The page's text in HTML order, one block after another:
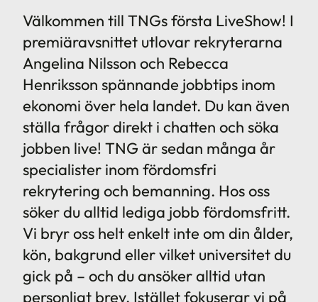
Välkommen till TNGs första LiveShow! I
premiäravsnittet utlovar rekryterarna
Angelina Nilsson och Rebecca
Henriksson spännande jobbtips inom
ekonomi över hela landet. Du kan även
ställa frågor direkt i chatten och söka
jobben live! TNG är sedan många år
specialister inom fördomsfri
rekrytering och bemanning. Hos oss
söker du alltid lediga jobb fördomsfritt.
Vi bryr oss helt enkelt inte om din ålder,
kön, bakgrund eller vilket universitet du
gick på – och du ansöker alltid utan
personligt brev. Istället fokuserar vi på